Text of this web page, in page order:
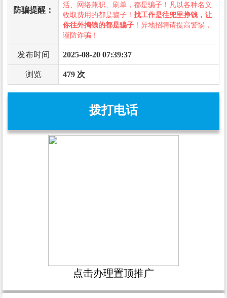
防骗提醒：
活、网络兼职、刷单，都是骗子！凡以各种名义
收取费用的都是骗子！ 找工作是往兜里挣钱，让
你往外掏钱的都是骗子 ！异地招聘请提高警惕，
谨防诈骗！
发布时间 2025-08-20 07:39:37
浏览 479 次
拨打电话
点击办理置顶推广